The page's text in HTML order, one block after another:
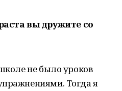
вы дружите со
не было уроков
Тогда я